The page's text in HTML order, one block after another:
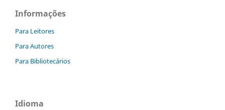
Informações
Para Leitores
Para Autores
Para Bibliotecários
Idioma